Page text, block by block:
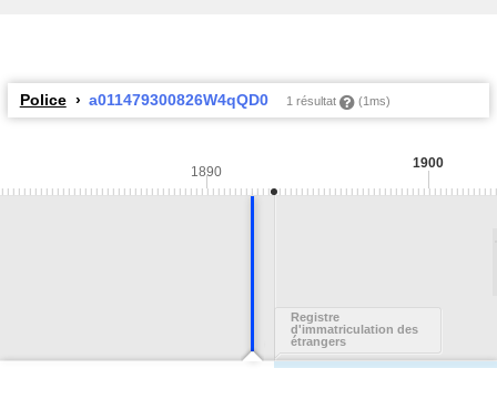
Police a011479300826W4qQD0 1 résultat (1ms)
Registre
d'immatriculation des
étrangers
1900
1890